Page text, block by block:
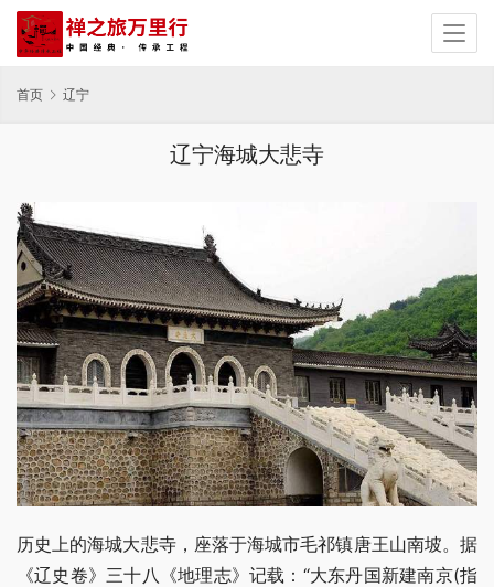
首页 辽宁
辽宁海城大悲寺
历史上的海城大悲寺，座落于海城市毛祁镇唐王山南坡。据
《辽史卷》三十八《地理志》记载：“大东丹国新建南京(指